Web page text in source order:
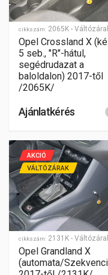
cikkszám: 2065K -
Opel Crossland X
5 seb., "R"-hátul,
segédrudazat a
baloldalon) 2017-től
/2065K/
Ajánlatkérés
cikkszám: 2131K -
AKCIÓ
VÁLTÓZÁRAK
Opel Grandland X
(automata/